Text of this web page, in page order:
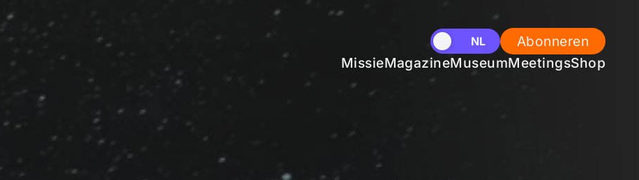
EN NL
Abonneren
MissieMagazineMuseumMeetingsShop